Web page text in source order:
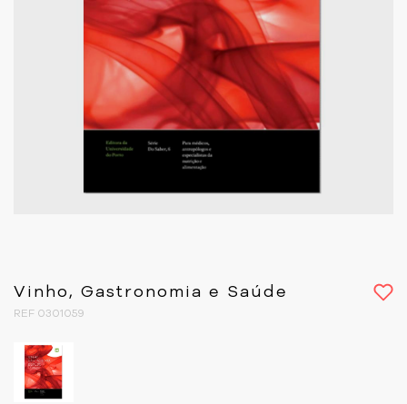
Vinho, Gastronomia e Saúde
REF 0301059